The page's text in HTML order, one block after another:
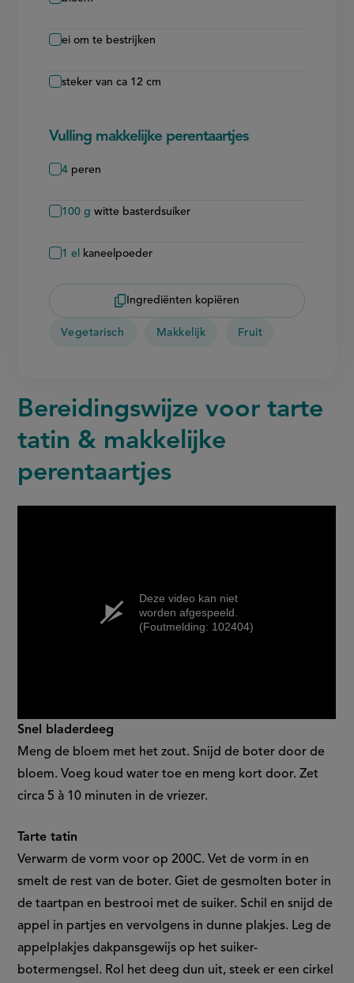
ei om te bestrijken
steker van ca 12 cm
Vulling makkelijke perentaartjes
4 peren
100 g witte basterdsuiker
1 el kaneelpoeder
Ingrediënten kopiëren
Vegetarisch Makkelijk Fruit
Bereidingswijze voor tarte
tatin & makkelijke
perentaartjes
Deze video kan niet
worden afgespeeld.
(Foutmelding: 102404)
Snel bladerdeeg
Meng de bloem met het zout. Snijd de boter door de
bloem. Voeg koud water toe en meng kort door. Zet
circa 5 à 10 minuten in de vriezer.
Tarte tatin
Verwarm de vorm voor op 200C. Vet de vorm in en
smelt de rest van de boter. Giet de gesmolten boter in
de taartpan en bestrooi met de suiker. Schil en snijd de
appel in partjes en vervolgens in dunne plakjes. Leg de
appelplakjes dakpansgewijs op het suiker-
botermengsel. Rol het deeg dun uit, steek er een cirkel